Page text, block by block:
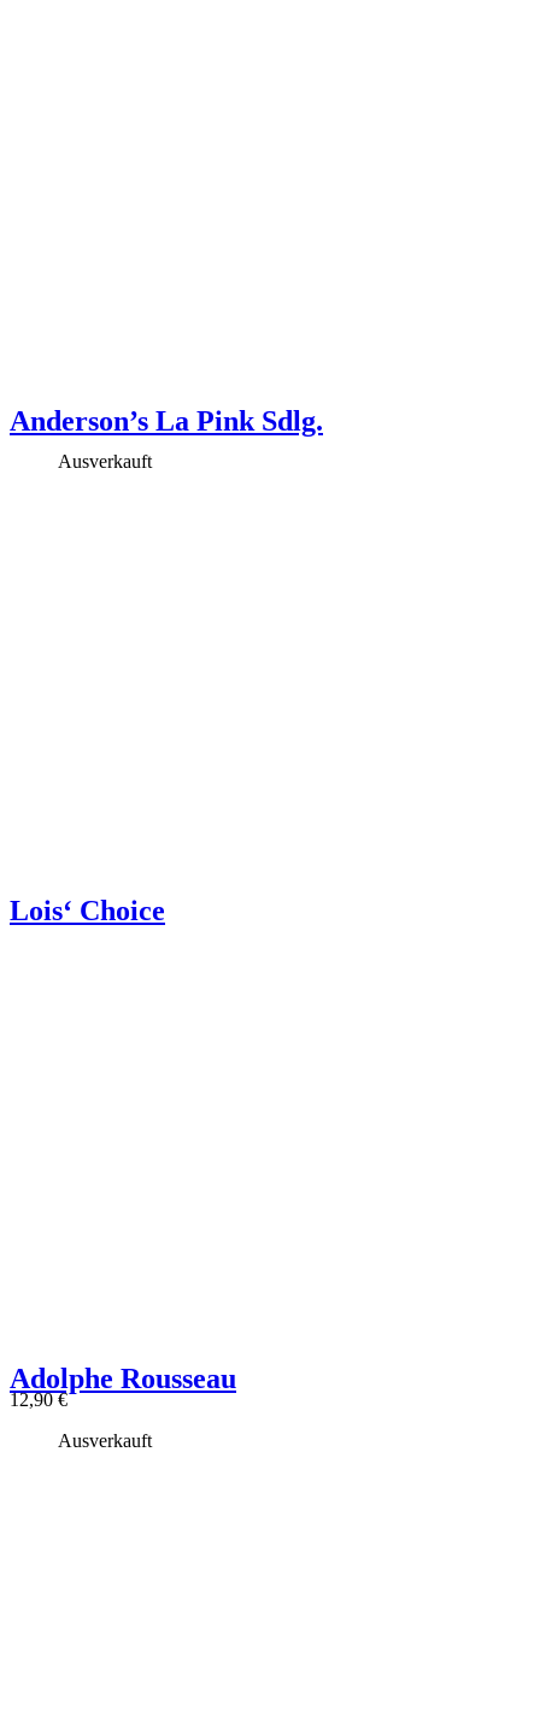
Anderson’s La Pink Sdlg.
Ausverkauft
Lois‘ Choice
Adolphe Rousseau
12,90€
Ausverkauft